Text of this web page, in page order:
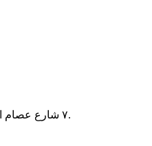
٧ شارع عصام الدالي - أمام مجلس الدولة - الدقي.